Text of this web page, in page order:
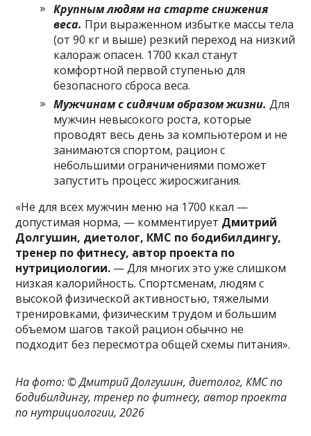
Крупным людям на старте снижения
веса. При выраженном избытке массы тела
(от 90 кг и выше) резкий переход на низкий
калораж опасен. 1700 ккал станут
комфортной первой ступенью для
безопасного сброса веса.
Мужчинам с сидячим образом жизни. Для
мужчин невысокого роста, которые
проводят весь день за компьютером и не
занимаются спортом, рацион с
небольшими ограничениями поможет
запустить процесс жиросжигания.
«Не для всех мужчин меню на 1700 ккал —
допустимая норма, — комментирует Дмитрий
Долгушин, диетолог, КМС по бодибилдингу,
тренер по фитнесу, автор проекта по
нутрициологии. — Для многих это уже слишком
низкая калорийность. Спортсменам, людям с
высокой физической активностью, тяжелыми
тренировками, физическим трудом и большим
объемом шагов такой рацион обычно не
подходит без пересмотра общей схемы питания».
На фото: © Дмитрий Долгушин, диетолог, КМС по
бодибилдингу, тренер по фитнесу, автор проекта
по нутрициологии, 2026